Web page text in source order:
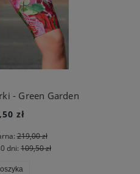
- Green Garden
zł
219,00 zł
dni: 109,50 zł